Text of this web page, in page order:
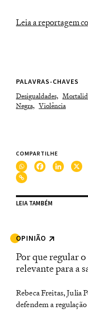
Leia a reportagem
PALAVRAS-CHAVES
Desigualdades,
Negra, Violência
COMPARTILHE
LEIA TAMBÉM
OPINIÃO
Por que regular o
relevante para a
Rebeca Freitas, Julia
defendem a